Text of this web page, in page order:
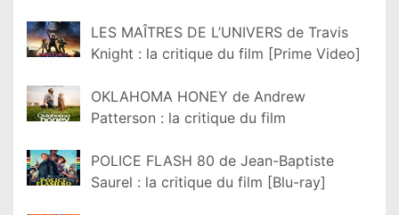
LES MAÎTRES DE L’UNIVERS de Travis
Knight : la critique du film [Prime Video]
OKLAHOMA HONEY de Andrew
Patterson : la critique du film
POLICE FLASH 80 de Jean-Baptiste
Saurel : la critique du film [Blu-ray]